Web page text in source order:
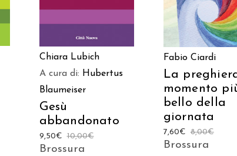
Chiara Lubich
A cura di: Hubertus
Blaumeiser
Gesù
abbandonato
10,00€
9,50€
Brossura
Fabio Ciardi
La
momento
bello della
giornata
8,00€
7,60€
Brossura